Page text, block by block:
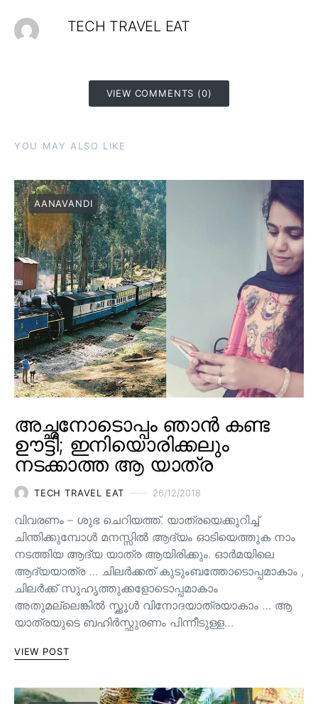
TECH TRAVEL EAT
VIEW COMMENTS (0)
YOU MAY ALSO LIKE
AANAVANDI
അച്ഛനോടൊപ്പം ഞാൻ കണ്ട
ഊട്ടി; ഇനിയൊരിക്കലും
നടക്കാത്ത ആ യാത്ര
TECH TRAVEL EAT 26/12/2018
വിവരണം – ശുഭ ചെറിയത്ത്. യാത്രയെക്കുറിച്ച്
ചിന്തിക്കുമ്പോൾ മനസ്സിൽ ആദ്യം ഓടിയെത്തുക നാം
നടത്തിയ ആദ്യ യാത്ര ആയിരിക്കും. ഓർമയിലെ
ആദ്യയാത്ര … ചിലർക്കത് കുടുംബത്തോടൊപ്പമാകാം ,
ചിലർക്ക് സുഹൃത്തുക്കളോടൊപ്പമാകാം
അതുമല്ലെങ്കിൽ സ്ക്കൂൾ വിനോദയാത്രയാകാം … ആ
യാത്രയുടെ ബഹിർസ്ഫുരണം പിന്നീടുള്ള…
VIEW POST